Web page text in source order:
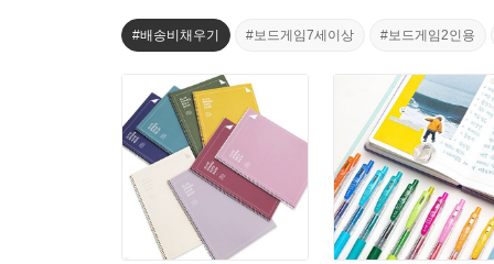
#배송비채우기 #보드게임7세이상 #보드게임2인용